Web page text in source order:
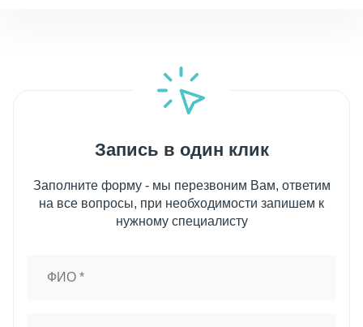
Запись в один клик
Заполните форму - мы перезвоним Вам, ответим
на все вопросы, при необходимости запишем к
нужному специалисту